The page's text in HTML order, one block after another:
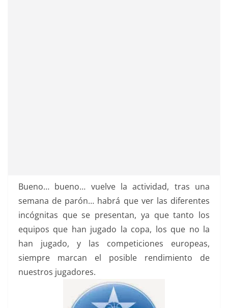
Bueno… bueno… vuelve la actividad, tras una
semana de parón… habrá que ver las diferentes
incógnitas que se presentan, ya que tanto los
equipos que han jugado la copa, los que no la
han jugado, y las competiciones europeas,
siempre marcan el posible rendimiento de
nuestros jugadores.